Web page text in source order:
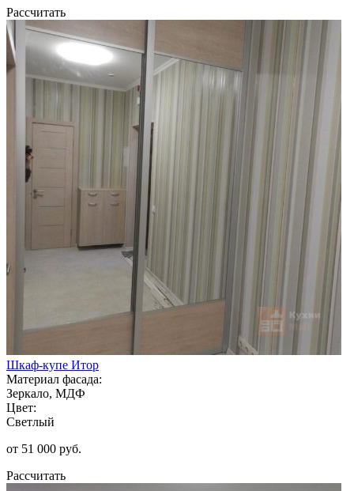
Рассчитать
Шкаф-купе Итор
Материал фасада:
Зеркало, МДФ
Цвет:
Светлый
от 51 000 руб.
Рассчитать